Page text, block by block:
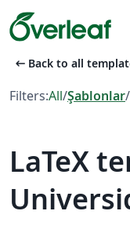
arrow_left_alt Back to all
Filters:All/Şablonlar/
LaTeX